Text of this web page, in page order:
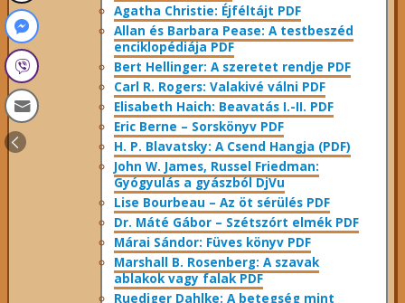
Agatha Christie: Éjféltájt PDF
Allan és Barbara Pease: A testbeszéd
enciklopédiája PDF
Bert Hellinger: A ​szeretet rendje PDF
Carl R. Rogers: Valakivé válni PDF
Elisabeth Haich: Beavatás I.-II. PDF
Eric Berne – Sorskönyv PDF
H. P. Blavatsky: A Csend Hangja (PDF)
John W. James, Russel Friedman:
Gyógyulás a gyászból DjVu
Lise Bourbeau – Az öt sérülés PDF
Dr. Máté Gábor – Szétszórt elmék PDF
Márai Sándor: Füves könyv PDF
Marshall B. Rosenberg: A szavak
ablakok vagy falak PDF
Ruediger Dahlke: A betegség mint